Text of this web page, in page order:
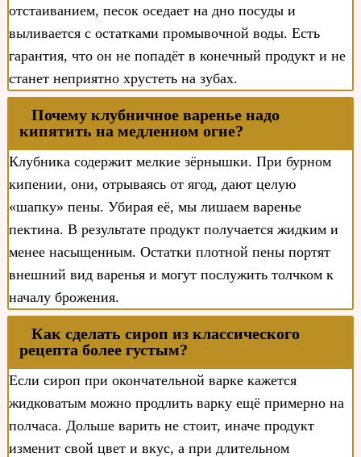
отстаиванием, песок оседает на дно посуды и
выливается с остатками промывочной воды. Есть
гарантия, что он не попадёт в конечный продукт и не
станет неприятно хрустеть на зубах.
Почему клубничное варенье надо
кипятить на медленном огне?
Клубника содержит мелкие зёрнышки. При бурном
кипении, они, отрываясь от ягод, дают целую
«шапку» пены. Убирая её, мы лишаем варенье
пектина. В результате продукт получается жидким и
менее насыщенным. Остатки плотной пены портят
внешний вид варенья и могут послужить толчком к
началу брожения.
Как сделать сироп из классического
рецепта более густым?
Если сироп при окончательной варке кажется
жидковатым можно продлить варку ещё примерно на
полчаса. Дольше варить не стоит, иначе продукт
изменит свой цвет и вкус, а при длительном